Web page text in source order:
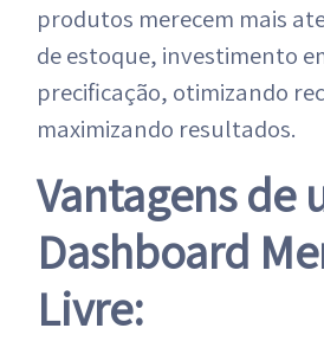
produtos merecem mais
de estoque, investimento
precificação, otimizando
maximizando resultados.
Vantagens de
Dashboard
Livre: